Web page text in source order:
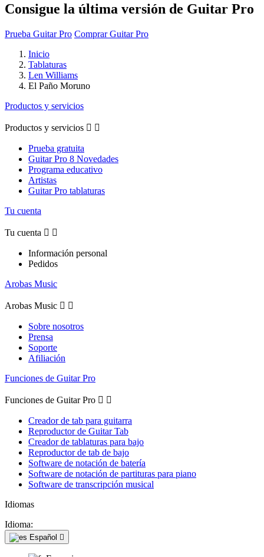
Consigue la última versión de Guitar Pro
Prueba Guitar Pro Comprar Guitar Pro
Inicio
Tablaturas
Len Williams
El Paño Moruno
Productos y servicios
Productos y servicios  
Prueba gratuita
Guitar Pro 8 Novedades
Programa educativo
Artistas
Guitar Pro tablaturas
Tu cuenta
Tu cuenta  
Información personal
Pedidos
Arobas Music
Arobas Music  
Sobre nosotros
Prensa
Soporte
Afiliación
Funciones de Guitar Pro
Funciones de Guitar Pro  
Creador de tab para guitarra
Reproductor de Guitar Tab
Creador de tablaturas para bajo
Reproductor de tab de bajo
Software de notación de batería
Software de notación de partituras para piano
Software de transcripción musical
Idiomas
Idioma:
Español 